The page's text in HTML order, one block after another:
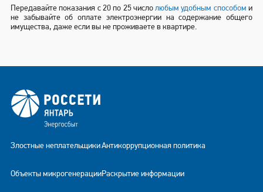
Передавайте показания с 20 по 25 числолюбым удобным способом и
не забывайте об оплате электроэнергии на содержание общего
имущества, даже если вы не проживаете в квартире.
Злостные неплательщики
Объекты микрогенерации
Антикоррупционная политика
Раскрытие информации